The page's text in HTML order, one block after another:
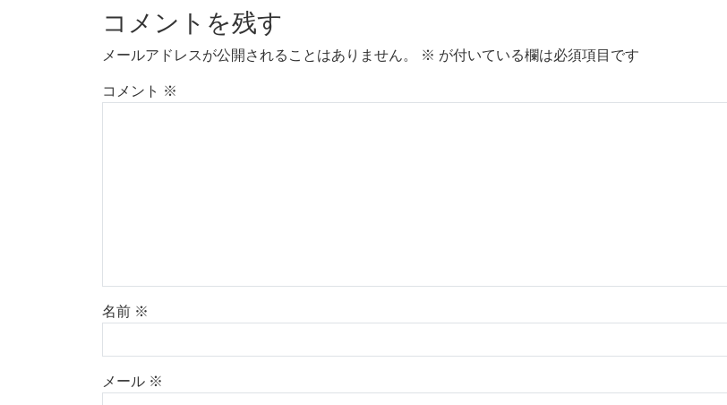
コメントを残す
メールアドレスが公開されることはありません。 ※ が付いている欄は必須項目です
コメント ※
名前 ※
メール ※